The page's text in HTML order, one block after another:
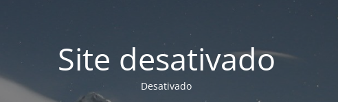
Site desativado
Desativado